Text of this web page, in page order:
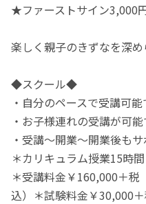
★ファーストサイン3,000
楽しく親子のきずなを深
◆スクール◆
・自分のペースで受講可能
・お子様連れの受講が可
・受講～開業～開業後も
＊カリキュラム授業15時
＊受講料金￥160,000＋税
込）＊試験料金￥